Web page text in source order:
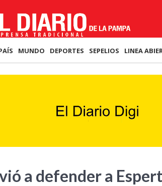
MUNDO DEPORTES SEPELIOS LINEA
a defender a